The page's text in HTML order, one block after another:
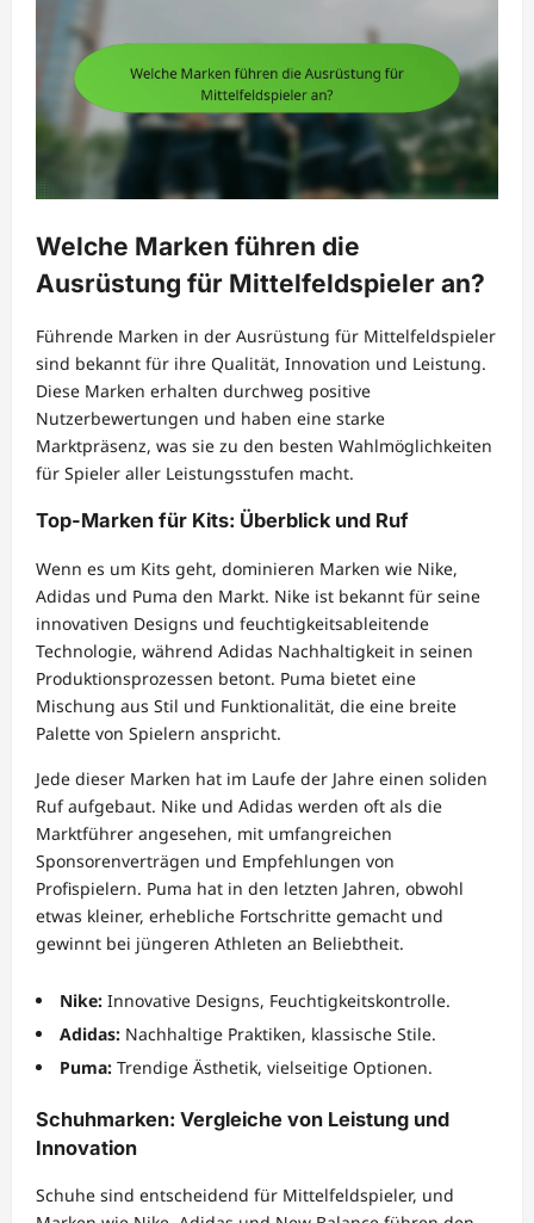
Welche Marken führen die
Ausrüstung für Mittelfeldspieler an?
Führende Marken in der Ausrüstung für Mittelfeldspieler
sind bekannt für ihre Qualität, Innovation und Leistung.
Diese Marken erhalten durchweg positive
Nutzerbewertungen und haben eine starke
Marktpräsenz, was sie zu den besten Wahlmöglichkeiten
für Spieler aller Leistungsstufen macht.
Top-Marken für Kits: Überblick und Ruf
Wenn es um Kits geht, dominieren Marken wie Nike,
Adidas und Puma den Markt. Nike ist bekannt für seine
innovativen Designs und feuchtigkeitsableitende
Technologie, während Adidas Nachhaltigkeit in seinen
Produktionsprozessen betont. Puma bietet eine
Mischung aus Stil und Funktionalität, die eine breite
Palette von Spielern anspricht.
Jede dieser Marken hat im Laufe der Jahre einen soliden
Ruf aufgebaut. Nike und Adidas werden oft als die
Marktführer angesehen, mit umfangreichen
Sponsorenverträgen und Empfehlungen von
Profispielern. Puma hat in den letzten Jahren, obwohl
etwas kleiner, erhebliche Fortschritte gemacht und
gewinnt bei jüngeren Athleten an Beliebtheit.
Nike: Innovative Designs, Feuchtigkeitskontrolle.
Adidas: Nachhaltige Praktiken, klassische Stile.
Puma: Trendige Ästhetik, vielseitige Optionen.
Schuhmarken: Vergleiche von Leistung und
Innovation
Schuhe sind entscheidend für Mittelfeldspieler, und